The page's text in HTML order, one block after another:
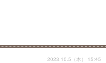
2023.10.5（木） 15:45